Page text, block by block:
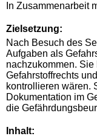
In Zusammenarbeit
Zielsetzung:
Nach Besuch des
Aufgaben als
nachzukommen.
Gefahrstoffrechts
kontrollieren wären.
Dokumentation im
die
Inhalt: